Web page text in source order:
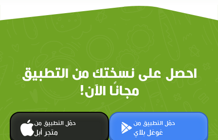
احصل على نسختك من التطبيق
مجانًا الآن!
حمّل التطبيق من
متجر أبل
حمّل التطبيق من
غوغل بلاي